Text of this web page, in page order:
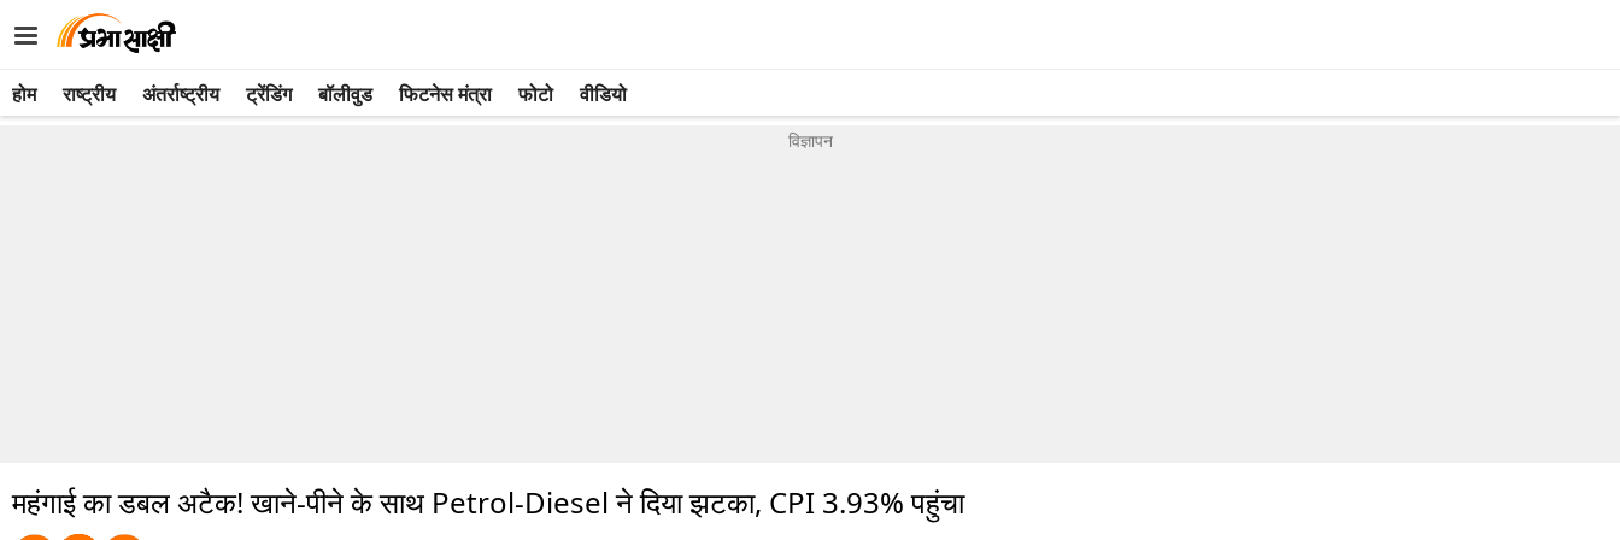
होम राष्ट्रीय अंतर्राष्ट्रीय ट्रेंडिंग बॉलीवुड फिटनेस मंत्रा फोटो वीडियो
महंगाई का डबल अटैक! खाने-पीने के साथ Petrol-Diesel ने दिया झटका, CPI 3.93% पहुंचा